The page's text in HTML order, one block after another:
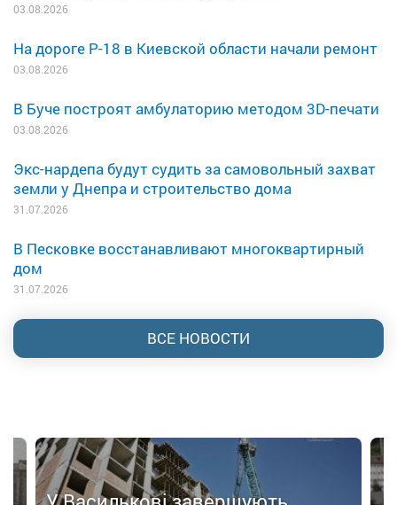
03.08.2026
На дороге Р-18 в Киевской области начали ремонт
03.08.2026
В Буче построят амбулаторию методом 3D-печати
03.08.2026
Экс-нардепа будут судить за самовольный захват
земли у Днепра и строительство дома
31.07.2026
В Песковке восстанавливают многоквартирный
дом
31.07.2026
ВСЕ НОВОСТИ